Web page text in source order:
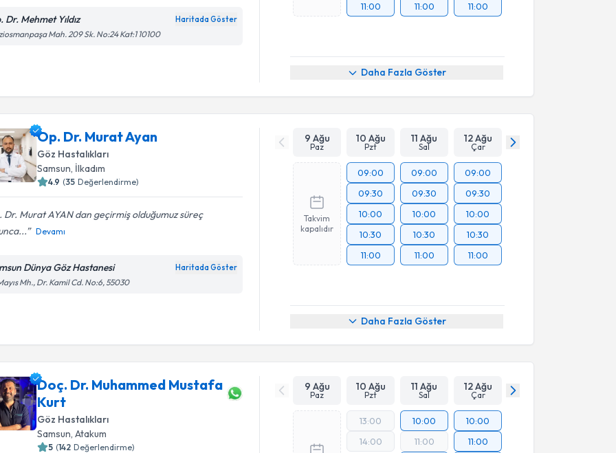
Dr. Mehmet Yıldız Haritada Göster
Mah. 209 Sk. No:24 Kat:1 10100
11:00
11:00
11:00
Daha Fazla Göster
Op. Dr. Murat Ayan
Göz Hastalıkları
Samsun İlkadım
4.9 (35 Değerlendirme)
Dr. Murat AYAN dan geçirmiş olduğumuz süreç
Devamı
Dünya Göz Hastanesi Haritada Göster
Mh., Dr. Kamil Cd. No:6, 55030
9 Ağu
Paz
10 Ağu
Pzt
11 Ağu
Sal
12 Ağu
Çar
Takvim
kapalıdır
09:00
09:30
10:00
10:30
11:00
09:00
09:30
10:00
10:30
11:00
09:00
09:30
10:00
10:30
11:00
Daha Fazla Göster
Doç. Dr. Muhammed Mustafa
Kurt
Göz Hastalıkları
Samsun,Atakum
5 (142 Değerlendirme)
9 Ağu
Paz
10 Ağu
Pzt
11 Ağu
Sal
12 Ağu
Çar
13:00
14:00
10:00
11:00
10:00
11:00